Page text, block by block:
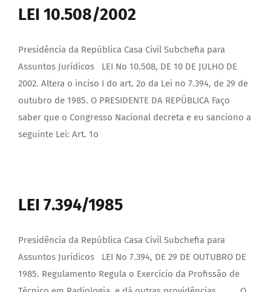
LEI 10.508/2002
Presidência da República Casa Civil Subchefia para
Assuntos Jurídicos LEI No 10.508, DE 10 DE JULHO DE
2002. Altera o inciso I do art. 2o da Lei no 7.394, de 29 de
outubro de 1985. O PRESIDENTE DA REPÚBLICA Faço
saber que o Congresso Nacional decreta e eu sanciono a
seguinte Lei: Art. 1o
LEI 7.394/1985
Presidência da República Casa Civil Subchefia para
Assuntos Jurídicos LEI No 7.394, DE 29 DE OUTUBRO DE
1985. Regulamento Regula o Exercício da Profissão de